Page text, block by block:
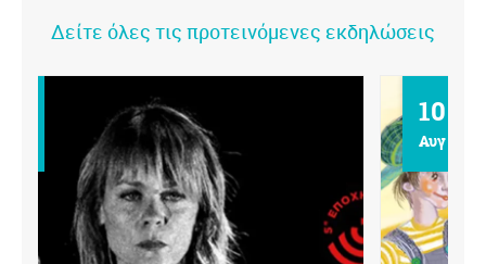
Δείτε όλες τις προτεινόμενες εκδηλώσεις
Αυγ